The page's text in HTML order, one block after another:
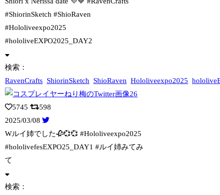
#ShiorinSketch #ShioRaven
#Hololiveexpo2025
#hololiveEXPO2025_DAY2
検索：
RavenCrafts ShiorinSketch ShioRaven Hololiveexpo2025
5745
598
2025/03/08
Wルイ姉でした🥀💞💞 #Hololiveexpo2025
#hololivefesEXPO25_DAY1 #ルイ姉みてみ
て
検索：